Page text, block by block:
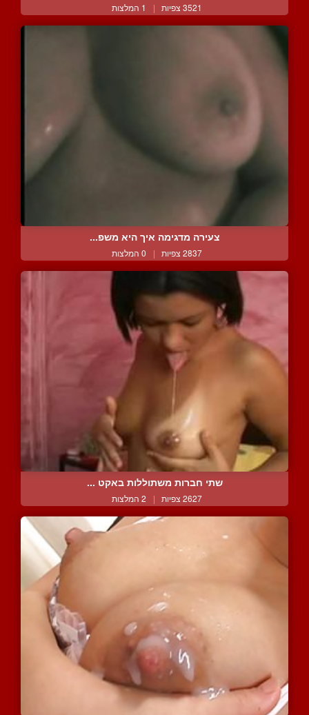
3521 צפיות | 1 המלצות
צעירה מדגימה איך היא משפ...
2837 צפיות | 0 המלצות
שתי חברות משתוללות באקט ...
2627 צפיות | 2 המלצות